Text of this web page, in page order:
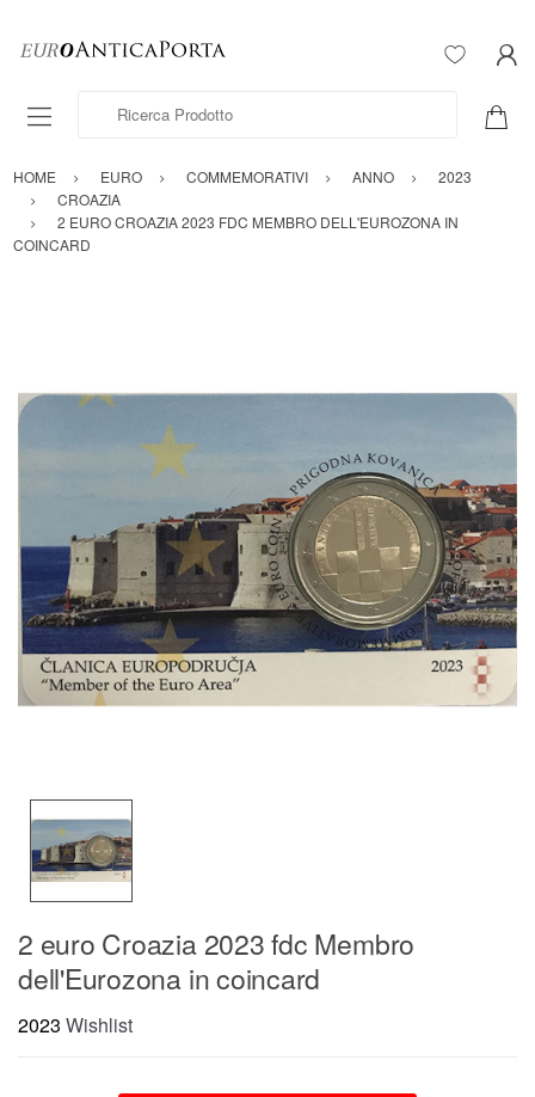
Ricerca Prodotto
HOME EURO COMMEMORATIVI ANNO
2023
CROAZIA
2 EURO CROAZIA 2023 FDC MEMBRO DELL'EUROZONA IN
COINCARD
2 euro Croazia 2023 fdc Membro
dell'Eurozona in coincard
2023 Wishlist